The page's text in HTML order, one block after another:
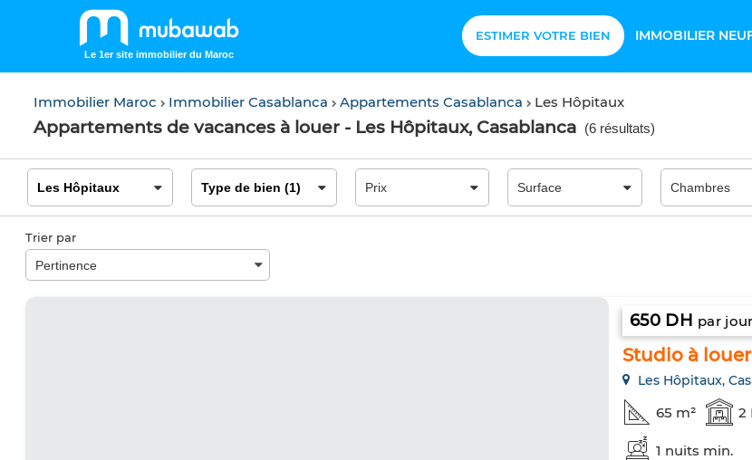
Le 1er site immobilier du Maroc
ESTIMER VOTRE BIEN IMMOBILIER
Immobilier Maroc Immobilier Casablanca Appartements Casablanca Les Hôpitaux
Appartements de vacances à louer - Les Hôpitaux, Casablanca (6 résultats)
Trier par
650 DH par jour
Studio à
Les Hôpitaux,
65 m² 2
1 nuits min.